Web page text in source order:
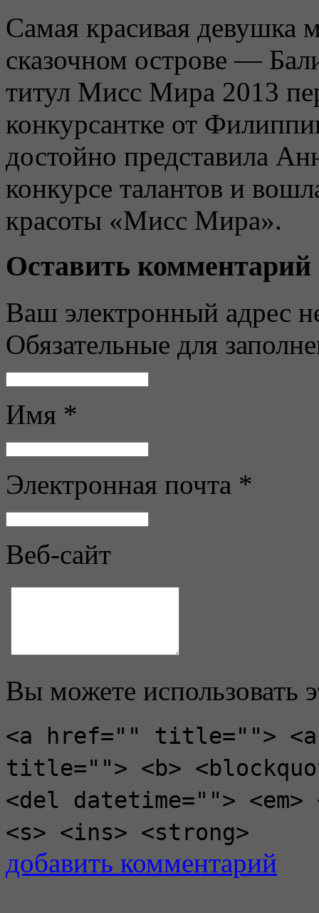
Самая красивая девушка
сказочном острове —
титул Мисс Мира 2013
конкурсантке от
достойно представила
конкурсе талантов и
красоты «Мисс Мира».
Оставить комментарий
Ваш электронный адрес
Обязательные для
Имя *
Электронная почта *
Веб-сайт
Вы можете использовать
<a href="" title="">
title=""> <b>
<del datetime="">
<s> <ins> <strong>
добавить комментарий